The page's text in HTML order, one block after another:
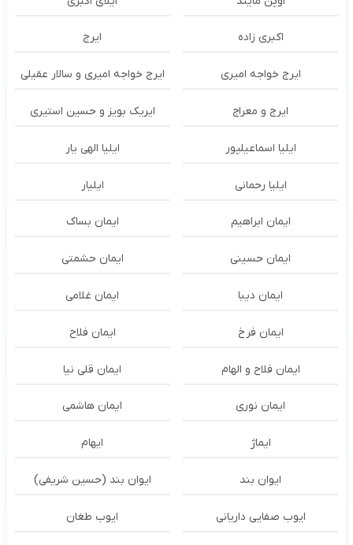
اکبری زاده ایرج
ایرج خواجه امیری ایرج خواجه امیری و سالار عقیلی
ایرج و معراج ایریک بویز و حسین استیری
ایلیا اسماعیلپور ایلیا الهی یار
ایلیا رحمانی ایلیار
ایمان ابراهیم ایمان بساک
ایمان حسینی ایمان حشمتی
ایمان دیبا ایمان غلامی
ایمان فرخ ایمان فلاح
ایمان فلاح و الهام ایمان قلی نیا
ایمان نوری ایمان هاشمی
ایماژ ایهام
ایوان بند ایوان بند (حسین شریفی)
ایوب صفایی داریانی ایوب طغان